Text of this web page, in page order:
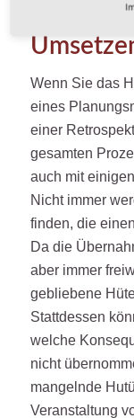
Wenn Sie das
eines
einer
gesamten
auch mit
Nicht immer
finden, die
Da die
aber immer
gebliebene
Stattdessen
welche
nicht
mangelnde
Veranstaltung